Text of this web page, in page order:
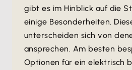
gibt es im Hinblick auf die
einige Besonderheiten.
unterscheiden sich von
ansprechen. Am besten
Optionen für ein elektrisch